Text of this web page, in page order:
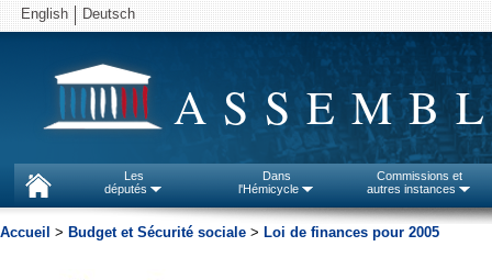
English Deutsch
Les
députés
Dans
l'Hémicycle
Commissions et
autres instances
Accueil > Budget et Sécurité sociale > Loi de finances pour 2005